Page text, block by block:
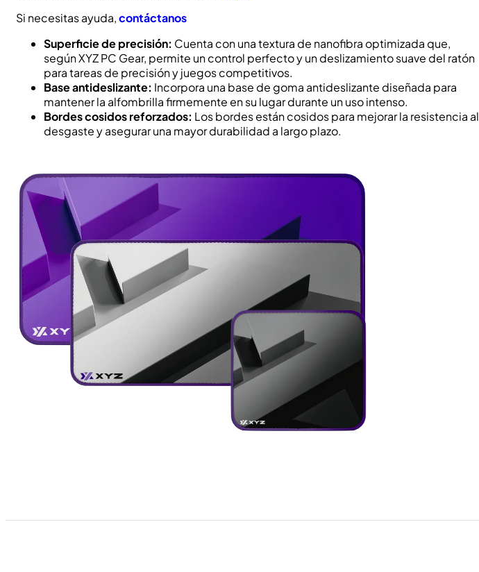
Si necesitas ayuda,contáctanos
Superficie de precisión: Cuenta con una textura de nanofibra optimizada que,
según XYZ PC Gear, permite un control perfecto y un deslizamiento suave del ratón
para tareas de precisión y juegos competitivos.
Base antideslizante: Incorpora una base de goma antideslizante diseñada para
mantener la alfombrilla firmemente en su lugar durante un uso intenso.
Bordes cosidos reforzados: Los bordes están cosidos para mejorar la resistencia al
desgaste y asegurar una mayor durabilidad a largo plazo.